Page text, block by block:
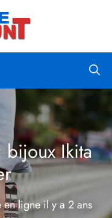
bijoux Ikita
en ligneil y a 2 ans